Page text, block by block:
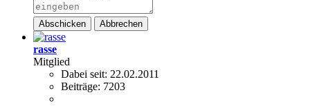
Abschicken Abbrechen
rasse
Mitglied
Dabei seit: 22.02.2011
Beiträge: 7203